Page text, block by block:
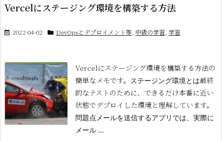
Vercelにステージング環境を構築する方法
2022-04-02 DevOpsとデプロイメント等 中級の学習 学習
Vercelにステージング環境を構築する方法の
簡単なメモです。
ステージング環境とは最終
的なテストのために、できるだけ本番に近い
状態でデプロイした環境と理解しています。
問題点メールを送信するアプリでは、実際に
メール ...